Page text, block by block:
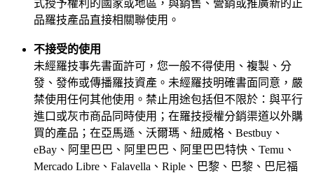
式授予權利的國家或地區，與銷售、營銷或推廣新的正
品羅技產品直接相關聯使用。
不接受的使用
未經羅技事先書面許可，您一般不得使用、複製、分
發、發佈或傳播羅技資產。未經羅技明確書面同意，嚴
禁使用任何其他使用。禁止用途包括但不限於：與平行
進口或灰市商品同時使用；在羅技授權分銷渠道以外購
買的產品；在亞馬遜、沃爾瑪、紐威格、Bestbuy、
eBay、阿里巴巴、阿里巴巴、阿里巴巴特快、Temu、
Mercado Libre、Falavella、Riple、巴黎、巴黎、巴尼福